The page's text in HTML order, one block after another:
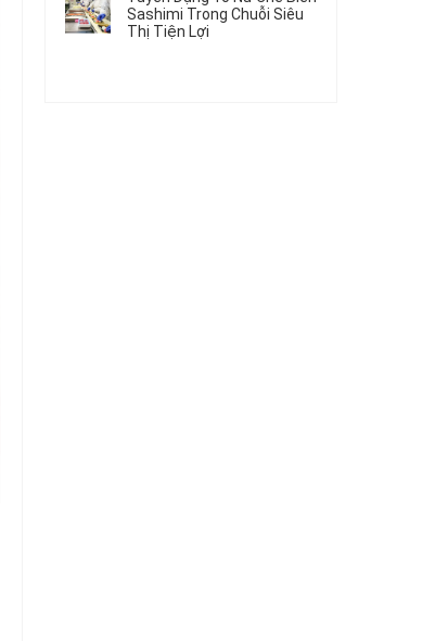
Làm
Nhật
2024
Dụng
20
Nữ
bình
luận
ở
Sashimi Trong Chuỗi Siêu
Thị Tiện Lợi